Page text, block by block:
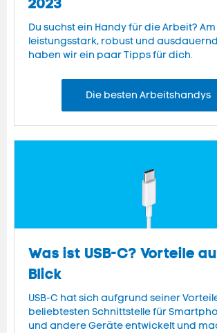
Du suchst ein Handy für die Arbeit?
leistungsstark, robust und
haben wir ein paar Tipps für dich.
Die besten Arbeitshandys
Was ist USB-C? Vorteile
Blick
USB-C hat sich aufgrund seiner
beliebtesten Schnittstelle für
und andere Geräte entwickelt und